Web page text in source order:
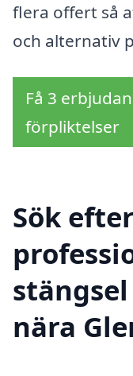
flera offert så
och alternativ
Få 3
förpliktelser
Sök
nära